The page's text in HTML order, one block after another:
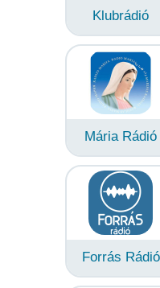
Klubrádió
Mária Rádió
Forrás Rádió